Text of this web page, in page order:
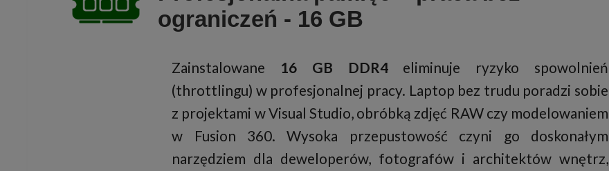
ograniczeń - 16 GB
Zainstalowane 16 GB DDR4 eliminuje ryzyko spowolnień
(throttlingu) w profesjonalnej pracy. Laptop bez trudu poradzi sobie
z projektami w Visual Studio, obróbką zdjęć RAW czy modelowaniem
w Fusion 360. Wysoka przepustowość czyni go doskonałym
narzędziem dla deweloperów, fotografów i architektów wnętrz,